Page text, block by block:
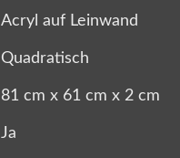
Acryl auf Leinwand
Quadratisch
81 cm x 61 cm x 2 cm
Ja